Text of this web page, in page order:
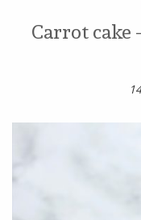
Carrot cake